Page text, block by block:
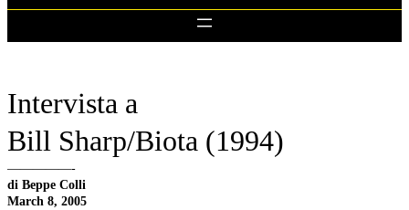
Intervista a
Bill Sharp/Biota (1994)
—————-
di Beppe Colli
March 8, 2005